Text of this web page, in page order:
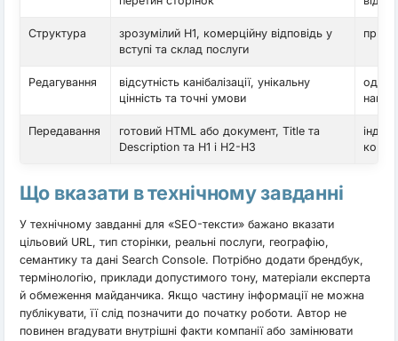
Структура
зрозумілий H1, комерційну відповідь у
вступі та склад послуги
Редагування
відсутність канібалізації, унікальну
цінність та точні умови
один
намір
Передавання
готовий HTML або документ, Title та
Description та H1 і H2-H3
Що вказати в технічному завданні
У технічному завданні для «SEO-тексти» бажано вказати
цільовий URL, тип сторінки, реальні послуги, географію,
семантику та дані Search Console. Потрібно додати брендбук,
термінологію, приклади допустимого тону, матеріали експерта
й обмеження майданчика. Якщо частину інформації не можна
публікувати, її слід позначити до початку роботи. Автор не
повинен вгадувати внутрішні факти компанії або замінювати